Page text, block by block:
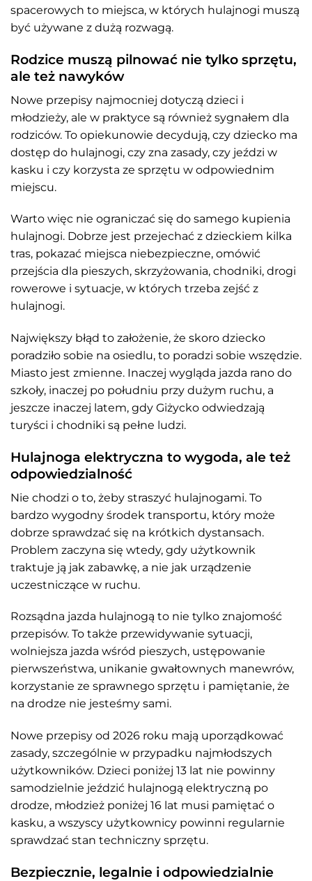
spacerowych to miejsca, w których hulajnogi muszą
być używane z dużą rozwagą.
Rodzice muszą pilnować nie tylko sprzętu,
ale też nawyków
Nowe przepisy najmocniej dotyczą dzieci i
młodzieży, ale w praktyce są również sygnałem dla
rodziców. To opiekunowie decydują, czy dziecko ma
dostęp do hulajnogi, czy zna zasady, czy jeździ w
kasku i czy korzysta ze sprzętu w odpowiednim
miejscu.
Warto więc nie ograniczać się do samego kupienia
hulajnogi. Dobrze jest przejechać z dzieckiem kilka
tras, pokazać miejsca niebezpieczne, omówić
przejścia dla pieszych, skrzyżowania, chodniki, drogi
rowerowe i sytuacje, w których trzeba zejść z
hulajnogi.
Największy błąd to założenie, że skoro dziecko
poradziło sobie na osiedlu, to poradzi sobie wszędzie.
Miasto jest zmienne. Inaczej wygląda jazda rano do
szkoły, inaczej po południu przy dużym ruchu, a
jeszcze inaczej latem, gdy Giżycko odwiedzają
turyści i chodniki są pełne ludzi.
Hulajnoga elektryczna to wygoda, ale też
odpowiedzialność
Nie chodzi o to, żeby straszyć hulajnogami. To
bardzo wygodny środek transportu, który może
dobrze sprawdzać się na krótkich dystansach.
Problem zaczyna się wtedy, gdy użytkownik
traktuje ją jak zabawkę, a nie jak urządzenie
uczestniczące w ruchu.
Rozsądna jazda hulajnogą to nie tylko znajomość
przepisów. To także przewidywanie sytuacji,
wolniejsza jazda wśród pieszych, ustępowanie
pierwszeństwa, unikanie gwałtownych manewrów,
korzystanie ze sprawnego sprzętu i pamiętanie, że
na drodze nie jesteśmy sami.
Nowe przepisy od 2026 roku mają uporządkować
zasady, szczególnie w przypadku najmłodszych
użytkowników. Dzieci poniżej 13 lat nie powinny
samodzielnie jeździć hulajnogą elektryczną po
drodze, młodzież poniżej 16 lat musi pamiętać o
kasku, a wszyscy użytkownicy powinni regularnie
sprawdzać stan techniczny sprzętu.
Bezpiecznie, legalnie i odpowiedzialnie